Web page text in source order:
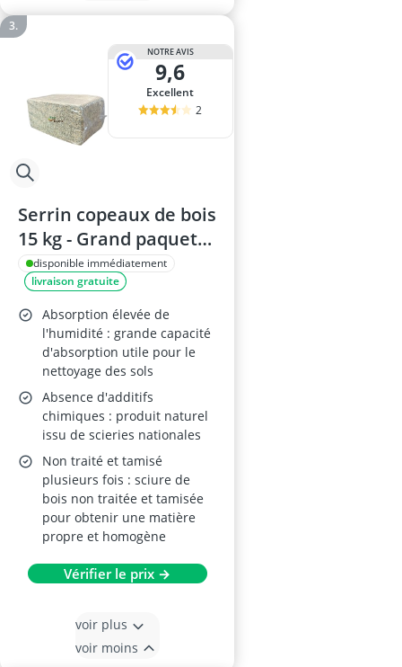
NOTRE AVIS
9,6
Excellent
2
Serrin copeaux de bois
15 kg - Grand paquet
compact
disponible immédiatement
livraison gratuite
Absorption élevée de
l'humidité : grande capacité
d'absorption utile pour le
nettoyage des sols
Absence d'additifs
chimiques : produit naturel
issu de scieries nationales
Non traité et tamisé
plusieurs fois : sciure de
bois non traitée et tamisée
pour obtenir une matière
propre et homogène
Vérifier le prix →
voir plus
voir moins